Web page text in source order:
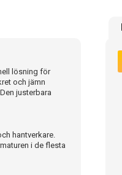
lösning för
och jämn
justerbara
hantverkare.
i de flesta